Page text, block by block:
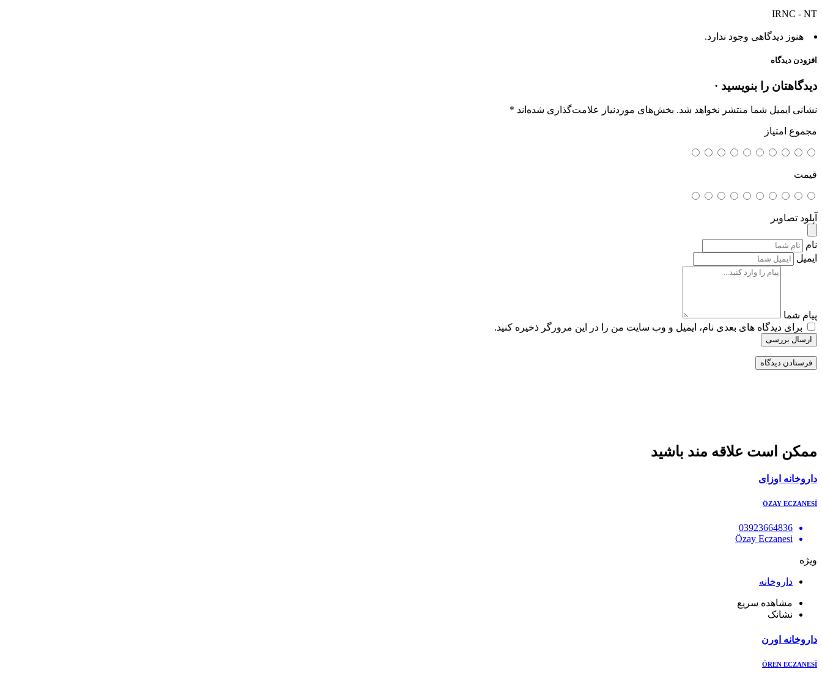
IRNC - NT
هنوز دیدگاهی وجود ندارد.
افزودن دیدگاه
دیدگاهتان را بنویسید ·
نشانی ایمیل شما منتشر نخواهد شد. بخش‌های موردنیاز علامت‌گذاری شده‌اند *
مجموع امتیاز
قیمت
آپلود تصاویر
نام
ایمیل
پیام شما
برای دیدگاه های بعدی نام، ایمیل و وب سایت من را در این مرورگر ذخیره کنید.
ارسال بررسی
ممکن است علاقه مند باشید
داروخانه اوزای
ÖZAY ECZANESİ
03923664836
Özay Eczanesi
ویژه
داروخانه
مشاهده سریع
نشانک
داروخانه اورن
ÖREN ECZANESİ